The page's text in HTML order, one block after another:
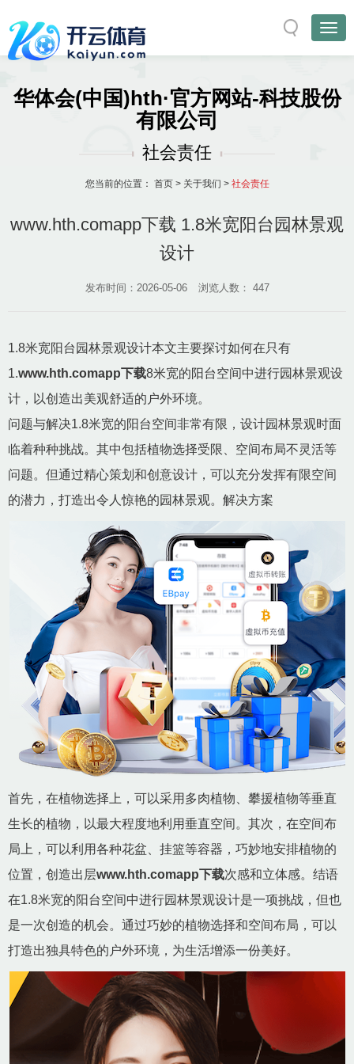
华体会(中国)hth·官方网站-科技股份
有限公司
社会责任
您当前的位置： 首页> 关于我们 > 社会责任
www.hth.comapp下载 1.8米宽阳台园林景观
设计
发布时间：2026-05-06 浏览人数： 447
1.8米宽阳台园林景观设计本文主要探讨如何在只有
1.www.hth.comapp下载8米宽的阳台空间中进行园林景观设
计，以创造出美观舒适的户外环境。
问题与解决1.8米宽的阳台空间非常有限，设计园林景观时面
临着种种挑战。其中包括植物选择受限、空间布局不灵活等
问题。但通过精心策划和创意设计，可以充分发挥有限空间
的潜力，打造出令人惊艳的园林景观。解决方案
首先，在植物选择上，可以采用多肉植物、攀援植物等垂直
生长的植物，以最大程度地利用垂直空间。其次，在空间布
局上，可以利用各种花盆、挂篮等容器，巧妙地安排植物的
位置，创造出层www.hth.comapp下载次感和立体感。结语
在1.8米宽的阳台空间中进行园林景观设计是一项挑战，但也
是一次创造的机会。通过巧妙的植物选择和空间布局，可以
打造出独具特色的户外环境，为生活增添一份美好。